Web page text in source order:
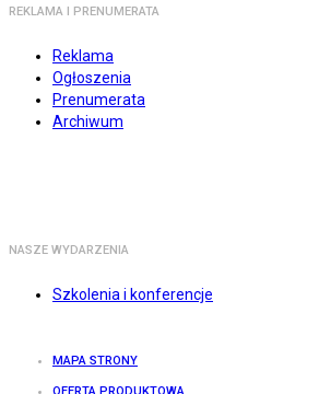
REKLAMA I PRENUMERATA
Reklama
Ogłoszenia
Prenumerata
Archiwum
NASZE WYDARZENIA
Szkolenia i konferencje
MAPA STRONY